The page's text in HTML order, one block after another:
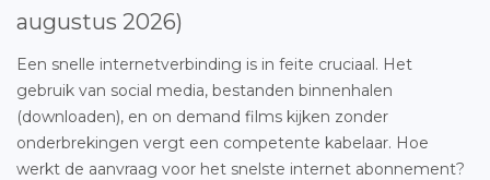
augustus 2026)
Een snelle internetverbinding is in feite cruciaal. Het
gebruik van social media, bestanden binnenhalen
(downloaden), en on demand films kijken zonder
onderbrekingen vergt een competente kabelaar. Hoe
werkt de aanvraag voor het snelste internet abonnement?